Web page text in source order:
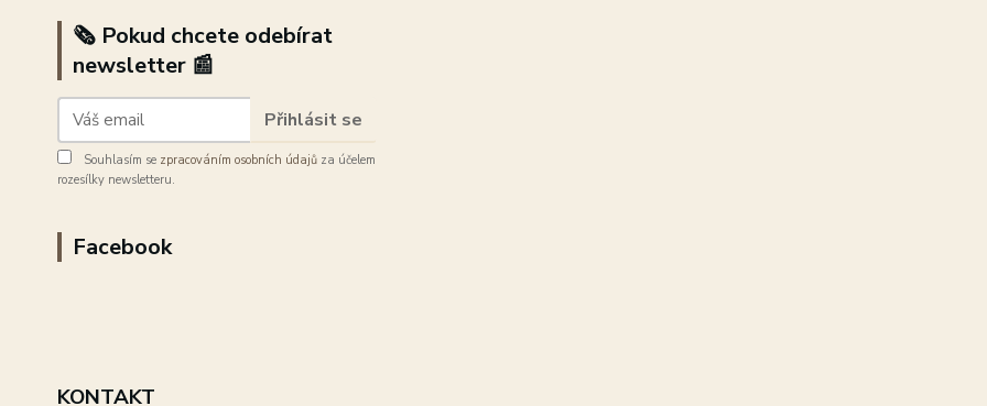
🗞️ Pokud chcete odebírat
newsletter 📰
Přihlásit se
Souhlasím se zpracováním osobních údajů za účelem
rozesílky newsletteru.
Facebook
KONTAKT